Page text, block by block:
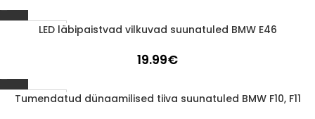
1-3 D.D.
LED läbipaistvad vilkuvad suunatuled BMW E46
19.99€
1-3 D.D.
Tumendatud dünaamilised tiiva suunatuled BMW F10, F11